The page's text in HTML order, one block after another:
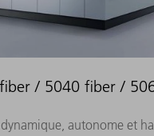
/ 5040 fiber /
autonome et